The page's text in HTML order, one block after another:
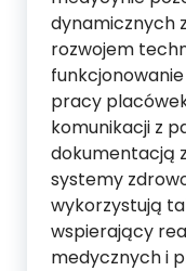
dynamicznych
rozwojem
pracy
komunikacji z
dokumentacją
systemy
wykorzystują
wspierający
medycznych i